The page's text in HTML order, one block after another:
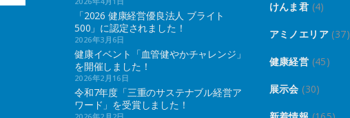
「2026 健康経営優良法人 ブライト
500」に認定されました！
2026年3月6日
健康イベント「血管健やかチャレンジ」
を開催しました！
2026年2月16日
令和7年度「三重のサステナブル経営ア
ワード」を受賞しました！
けんま君 (4)
アミノエリア (37)
健康経営 (45)
展示会 (30)